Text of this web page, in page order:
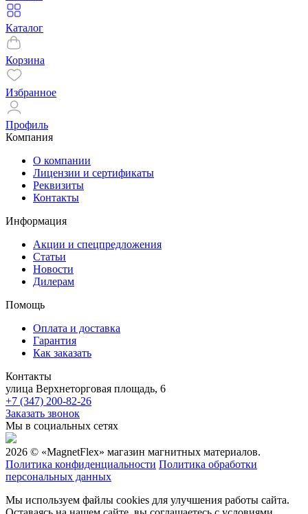
Каталог
Корзина
Избранное
Профиль
Компания
О компании
Лицензии и сертификаты
Реквизиты
Контакты
Информация
Акции и спецпредложения
Статьи
Новости
Дилерам
Помощь
Оплата и доставка
Гарантия
Как заказать
Контакты
улица Верхнеторговая площадь, 6
+7 (347) 200-82-26
Заказать звонок
Мы в социальных сетях
2026 © «MagnetFlex» магазин магнитных материалов.
Политика конфиденциальности Политика обработки
персональных данных
Мы используем файлы cookies для улучшения работы сайта.